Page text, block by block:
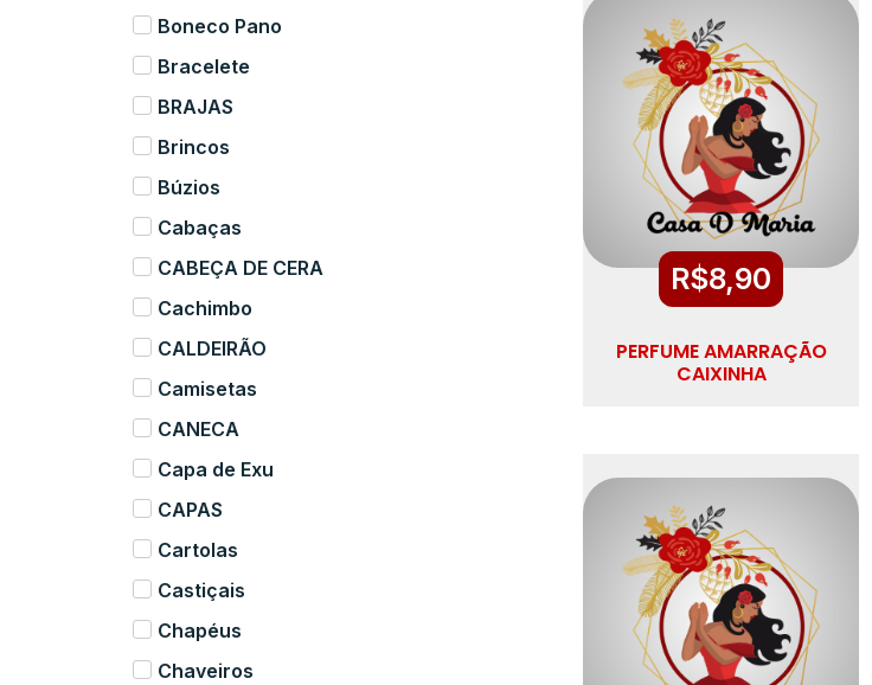
Boneco Pano
Bracelete
BRAJAS
Brincos
Búzios
Cabaças
CABEÇA DE CERA
Cachimbo
CALDEIRÃO
Camisetas
CANECA
Capa de Exu
CAPAS
Cartolas
Castiçais
Chapéus
Chaveiros
R$8,90
PERFUME AMARRAÇÃO
CAIXINHA